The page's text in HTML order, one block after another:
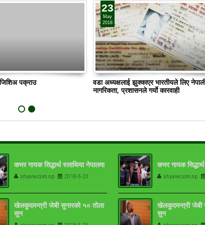
पक्राउ
23
May
2018
वडा अध्यक्षलाई झुक्काएर भारतीयले लिए
नागरिकता, प्रशासनले गर्याे कारवाही
कभर गायक सिद्धार्थ स्लाथिया नेपालमा
shyane.com.np 2018-5-23
खेलकुदमन्त्री जेबी सुनारको ५० तोला
सुन
कभर गायक
shyane.com.np
खेलकुदमन्त्री जेबी
सुन